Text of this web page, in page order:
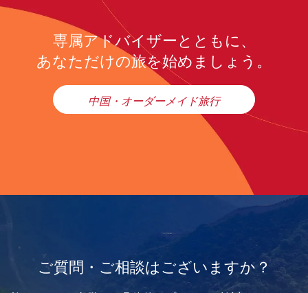
専属アドバイザーとともに、
あなただけの旅を始めましょう。
中国・オーダーメイド旅行
ご質問・ご相談はございますか？